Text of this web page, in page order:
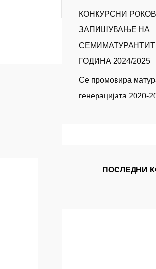
КОНКУРСНИ
ЗАПИШУВАЊЕ НА
ГОДИНА 2024/2025
Се промовира
генерацијата 2020-
ПОСЛЕДНИ